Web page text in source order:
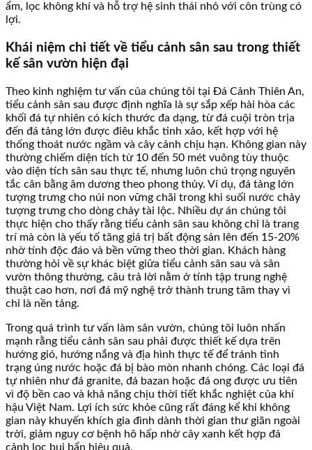
ẩm, lọc không khí và hỗ trợ hệ sinh thái nhỏ với côn trùng có
lợi.
Khái niệm chi tiết về tiểu cảnh sân sau trong thiết
kế sân vườn hiện đại
Theo kinh nghiệm tư vấn của chúng tôi tại Đá Cảnh Thiên An,
tiểu cảnh sân sau được định nghĩa là sự sắp xếp hài hòa các
khối đá tự nhiên có kích thước đa dạng, từ đá cuội tròn trịa
đến đá tảng lớn được điêu khắc tinh xảo, kết hợp với hệ
thống thoát nước ngầm và cây cảnh chịu hạn. Không gian này
thường chiếm diện tích từ 10 đến 50 mét vuông tùy thuộc
vào diện tích sân sau thực tế, nhưng luôn chú trọng nguyên
tắc cân bằng âm dương theo phong thủy. Ví dụ, đá tảng lớn
tượng trưng cho núi non vững chãi trong khi suối nước chảy
tượng trưng cho dòng chảy tài lộc. Nhiều dự án chúng tôi
thực hiện cho thấy rằng tiểu cảnh sân sau không chỉ là trang
trí mà còn là yếu tố tăng giá trị bất động sản lên đến 15-20%
nhờ tính độc đáo và bền vững theo thời gian. Khách hàng
thường hỏi về sự khác biệt giữa tiểu cảnh sân sau và sân
vườn thông thường, câu trả lời nằm ở tính tập trung nghệ
thuật cao hơn, nơi đá mỹ nghệ trở thành trung tâm thay vì
chỉ là nền tảng.
Trong quá trình tư vấn làm sân vườn, chúng tôi luôn nhấn
mạnh rằng tiểu cảnh sân sau phải được thiết kế dựa trên
hướng gió, hướng nắng và địa hình thực tế để tránh tình
trạng úng nước hoặc đá bị bào mòn nhanh chóng. Các loại đá
tự nhiên như đá granite, đá bazan hoặc đá ong được ưu tiên
vì độ bền cao và khả năng chịu thời tiết khắc nghiệt của khí
hậu Việt Nam. Lợi ích sức khỏe cũng rất đáng kể khi không
gian này khuyến khích gia đình dành thời gian thư giãn ngoài
trời, giảm nguy cơ bệnh hô hấp nhờ cây xanh kết hợp đá
cảnh lọc bụi bẩn hiệu quả.